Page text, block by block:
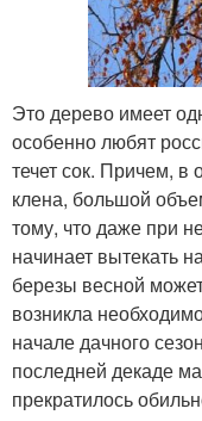
Это дерево имеет
особенно любят
течет сок. Причем, в
клена, большой
тому, что даже при
начинает вытекать
березы весной
возникла
начале дачного
последней декаде
прекратилось